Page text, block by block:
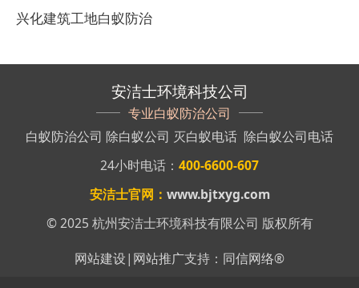
建湖白蚁防治
淮安白蚁防治
兴化建筑工地白蚁防治
安洁士环境科技公司
专业白蚁防治公司
白蚁防治公司 除白蚁公司 灭白蚁电话 除白蚁公司电话
24小时电话： 400-6600-607
安洁士官网： www.bjtxyg.com
© 2025 杭州安洁士环境科技有限公司 版权所有
网站建设| 网站推广支持： 同信网络®